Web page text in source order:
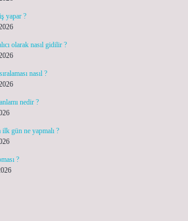
yapar ?
olarak nasıl gidilir ?
nasıl ?
nedir ?
gün ne yapmalı ?
?